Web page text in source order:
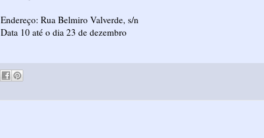
Endereço: Rua Belmiro Valverde, s/n
Data 10 até o dia 23 de dezembro